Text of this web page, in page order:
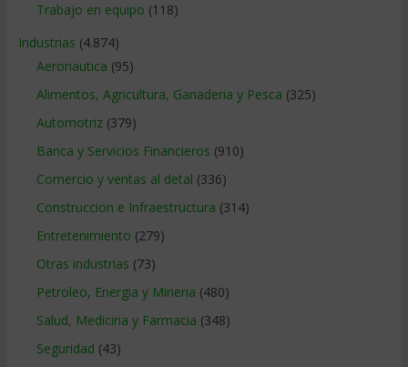
Trabajo en equipo (118)
Industrias (4.874)
Aeronautica (95)
Alimentos, Agricultura, Ganaderia y Pesca (325)
Automotriz(379)
Banca y Servicios Financieros (910)
Comercio y ventas al detal (336)
Construccion e Infraestructura (314)
Entretenimiento (279)
Otras industrias (73)
Petroleo, Energia y Mineria (480)
Salud, Medicina y Farmacia (348)
Seguridad (43)